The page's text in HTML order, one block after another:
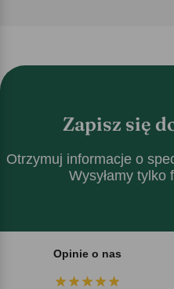
Zapisz się
Otrzymuj informacje o
Wysyłamy tylko
Opinie o nas